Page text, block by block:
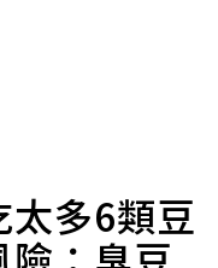
多6類豆